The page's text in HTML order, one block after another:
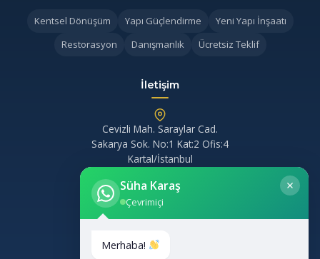
Kentsel Dönüşüm Yapı Güçlendirme
Yeni Yapı İnşaatı
Restorasyon
Danışmanlık Ücretsiz Teklif
İletişim
Cevizli Mah. Saraylar Cad.
Sakarya Sok. No:1 Kat:2 Ofis:4
Kartal/İstanbul
0 (532) 694 29 20
aygunlergayrimenkul@gmail.com
Süha Karaş
Çevrimiçi
Merhaba!